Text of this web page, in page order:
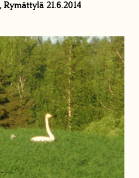
21.6.2014